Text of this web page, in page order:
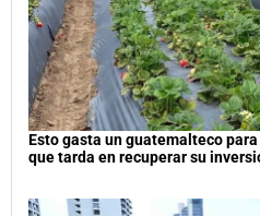
Esto gasta un guatemalteco
que tarda en recuperar su